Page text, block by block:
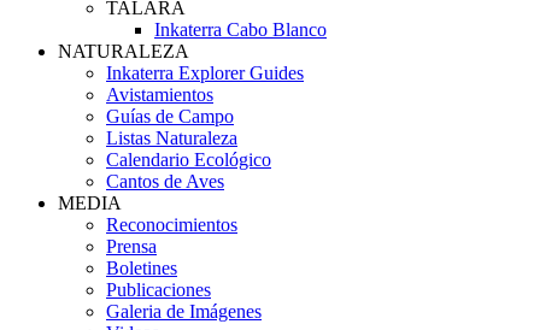
TALARA
Inkaterra Cabo Blanco
NATURALEZA
Inkaterra Explorer Guides
Avistamientos
Guías de Campo
Listas Naturaleza
Calendario Ecológico
Cantos de Aves
MEDIA
Reconocimientos
Prensa
Boletines
Publicaciones
Galeria de Imágenes